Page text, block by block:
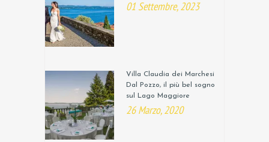
01 Settembre, 2023
Villa Claudia dei Marchesi
Dal Pozzo, il più bel sogno
sul Lago Maggiore
26 Marzo, 2020